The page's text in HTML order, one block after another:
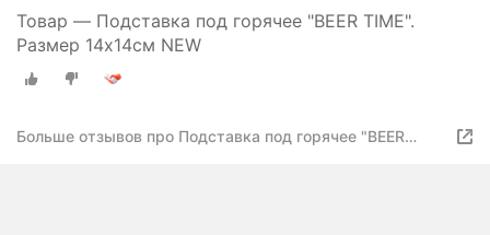
Товар — Подставка под горячее "BEER TIME".
Размер 14х14см NEW
Больше отзывов про Подставка под горячее "BEER